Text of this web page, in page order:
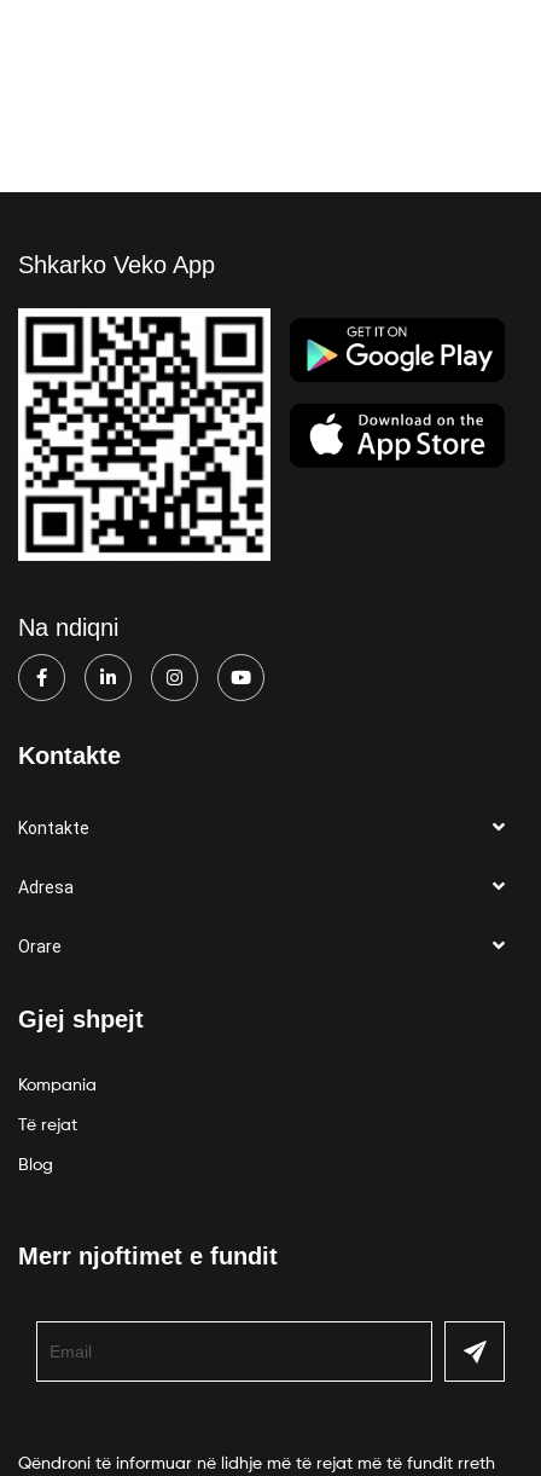
Shkarko Veko App
Na ndiqni
Kontakte
Kontakte
Adresa
Orare
Gjej shpejt
Kompania
Të rejat
Blog
Merr njoftimet e fundit
Qëndroni të informuar në lidhje më të rejat më të fundit rreth